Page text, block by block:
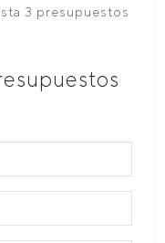
3 presupuestos